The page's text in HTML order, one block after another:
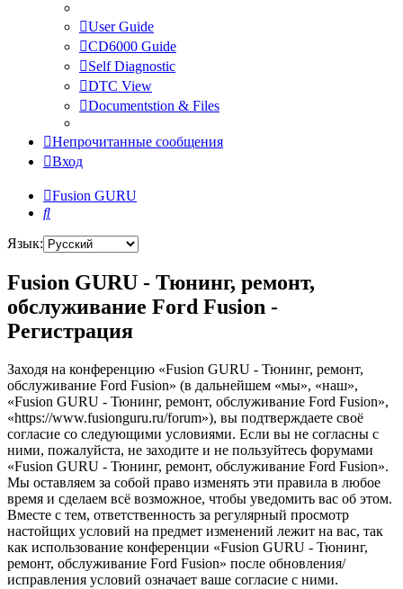
User Guide
CD6000 Guide
Self Diagnostic
DTC View
Documentstion & Files
Непрочитанные сообщения
Вход
Fusion GURU
Поиск
Язык:
Fusion GURU - Тюнинг, ремонт,
обслуживание Ford Fusion -
Регистрация
Заходя на конференцию «Fusion GURU - Тюнинг, ремонт,
обслуживание Ford Fusion» (в дальнейшем «мы», «наш»,
«Fusion GURU - Тюнинг, ремонт, обслуживание Ford Fusion»,
«https://www.fusionguru.ru/forum»), вы подтверждаете своё
согласие со следующими условиями. Если вы не согласны с
ними, пожалуйста, не заходите и не пользуйтесь форумами
«Fusion GURU - Тюнинг, ремонт, обслуживание Ford Fusion».
Мы оставляем за собой право изменять эти правила в любое
время и сделаем всё возможное, чтобы уведомить вас об этом.
Вместе с тем, ответственность за регулярный просмотр
настойщих условий на предмет изменений лежит на вас, так
как использование конференции «Fusion GURU - Тюнинг,
ремонт, обслуживание Ford Fusion» после обновления/
исправления условий означает ваше согласие с ними.